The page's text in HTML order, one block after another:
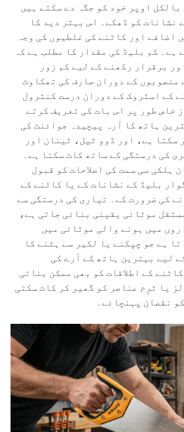
بالکل اوپر خود کو جگہ دے سکتے ہیں
نشانات کو ڈھکے۔ اس بہتر دید کا
اضافے اور کاٹنے کی غلطیوں کی وجہ
ہے۔ کم بلیڈ کی مقدار کا مطلب ہے کہ
برقرار رکھنے کے لیے کم زور
منصوبوں کے دوران صارف کی تھکاوٹ
کے اسٹروک کے دوران درست کنٹرول
خاص طور پر اس بات کی تعریف کرتے
ہاتھ کا آرہ پیچیدہ جوائنٹ کی
سکتا ہے، اور ڈوو ٹیل، ٹینان اور
کی درستگی کے ساتھ کاٹ سکتا ہے۔
ہلکی سی سمت کی اصلاحات کو قبول
بلیڈ کے نشانات کے یا کاٹنے کے
کی ضرورت کے۔ تیاری کی درستگی سے
موٹائی یقینی بنائی جاتی ہے،
میں ہونے والی موٹائی میں
ہے جو چپکنے یا لکیر سے ہٹنے کا
لیے بہترین ہاتھ کے آرے کی
کے اطلاقات کو بھی ممکن بناتی
یا ٹرِم عناصر کو گھیر کر کاٹ سکتی
نقصان پہنچائے۔